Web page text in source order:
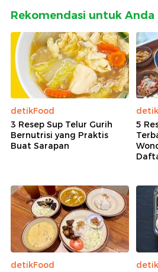
Rekomendasi untuk Anda
detikFood
3 Resep Sup Telur Gurih
Bernutrisi yang Praktis
Buat Sarapan
5
detikFood